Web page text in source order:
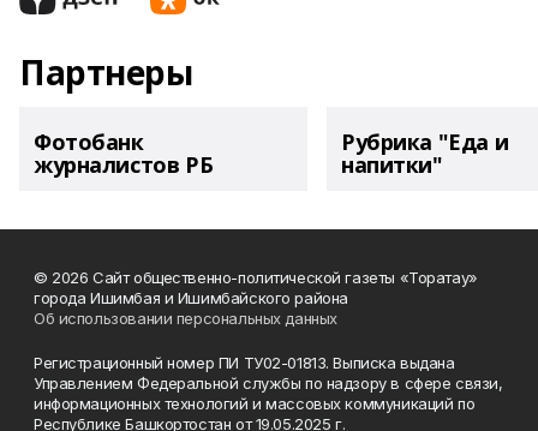
Партнеры
Фотобанк
журналистов РБ
Рубрика "Еда и
напитки"
© 2026 Сайт общественно-политической газеты «Торатау»
города Ишимбая и Ишимбайского района
Об использовании персональных данных
Регистрационный номер ПИ ТУ02-01813. Выписка выдана
Управлением Федеральной службы по надзору в сфере связи,
информационных технологий и массовых коммуникаций по
Республике Башкортостан от 19.05.2025 г.